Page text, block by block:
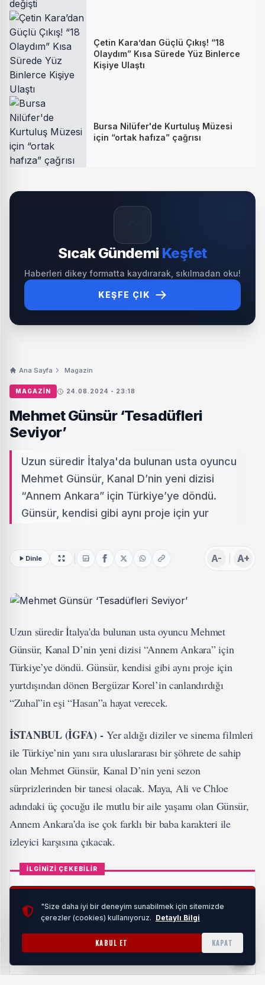
Çetin Kara’dan Güçlü Çıkış! “18
Olaydım” Kısa Sürede Yüz Binlerce
Kişiye Ulaştı
Bursa Nilüfer'de Kurtuluş Müzesi
için “ortak hafıza” çağrısı
Sıcak Gündemi Keşfet
Haberleri dikey formatta kaydırarak, sıkılmadan oku!
KEŞFE ÇIK
Ana Sayfa Magazin
MAGAZIN 24.08.2024 - 23:18
Mehmet Günsür ‘Tesadüfleri
Seviyor’
Uzun süredir İtalya'da bulunan usta oyuncu
Mehmet Günsür, Kanal D’nin yeni dizisi
“Annem Ankara” için Türkiye’ye döndü.
Günsür, kendisi gibi aynı proje için yur
Dinle A- A+
Uzun süredir İtalya'da bulunan usta oyuncu Mehmet
Günsür, Kanal D’nin yeni dizisi “Annem Ankara” için
Türkiye’ye döndü. Günsür, kendisi gibi aynı proje için
yurtdışından dönen Bergüzar Korel’in canlandırdığı
“Zuhal”in eşi “Hasan”a hayat verecek.
İSTANBUL (İGFA) -Yer aldığı diziler ve sinema filmleri
ile Türkiye’nin yanı sıra uluslararası bir şöhrete de sahip
olan Mehmet Günsür, Kanal D’nin yeni sezon
sürprizlerinden bir tanesi olacak. Maya, Ali ve Chloe
adındaki üç çocuğu ile mutlu bir aile yaşamı olan Günsür,
Annem Ankara’da ise çok farklı bir baba karakteri ile
izleyici karşısına çıkacak.
İLGİNİZİ ÇEKEBİLİR
Çetin Kara’dan Güçlü Çıkış! “18 Olaydım” Kısa
Sürede Yüz Binlerce Kişiye Ulaştı
"Size daha iyi bir deneyim sunabilmek için sitemizde
çerezler (cookies) kullanıyoruz. Detaylı Bilgi
KABUL ET KAPAT